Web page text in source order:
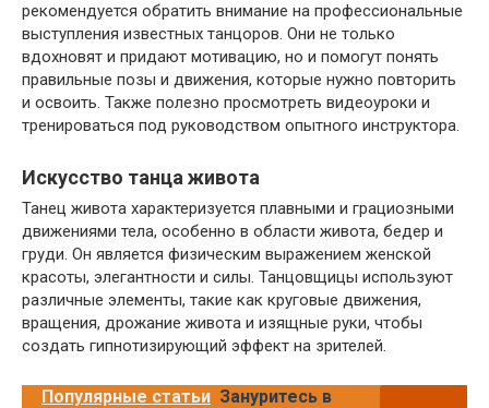
рекомендуется обратить внимание на профессиональные
выступления известных танцоров. Они не только
вдохновят и придают мотивацию, но и помогут понять
правильные позы и движения, которые нужно повторить
и освоить. Также полезно просмотреть видеоуроки и
тренироваться под руководством опытного инструктора.
Искусство танца живота
Танец живота характеризуется плавными и грациозными
движениями тела, особенно в области живота, бедер и
груди. Он является физическим выражением женской
красоты, элегантности и силы. Танцовщицы используют
различные элементы, такие как круговые движения,
вращения, дрожание живота и изящные руки, чтобы
создать гипнотизирующий эффект на зрителей.
Популярные статьи Зануритесь в